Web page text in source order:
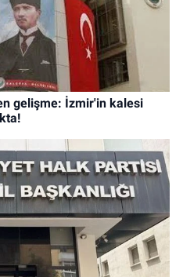
gelişme: İzmir'in kalesi